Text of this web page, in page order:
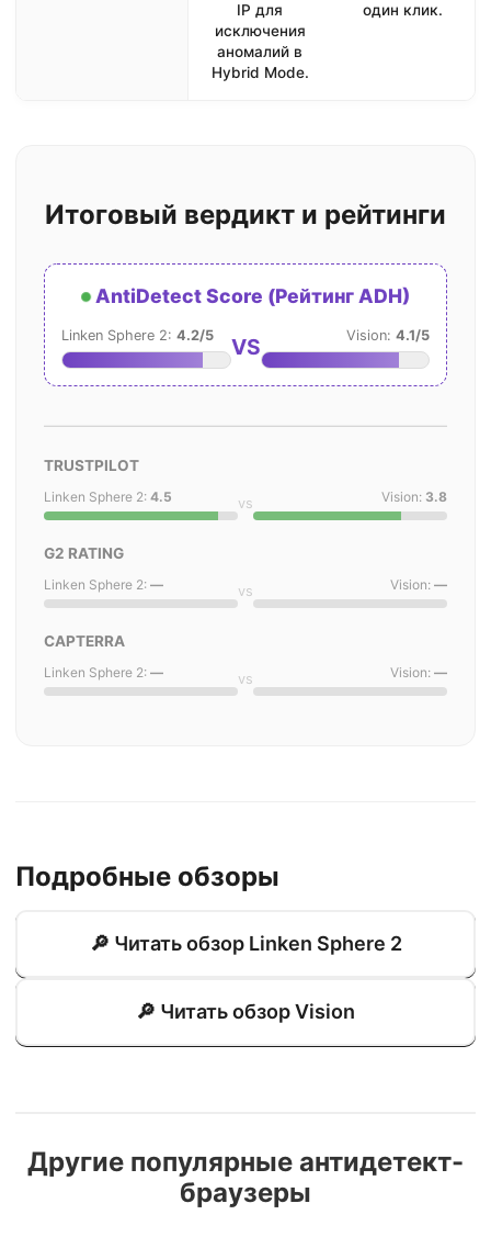
IP для
исключения
аномалий в
Hybrid Mode.
один клик.
Итоговый вердикт и рейтинги
AntiDetect Score (Рейтинг ADH)
Linken Sphere 2: 4.2/5 VS Vision: 4.1/5
TRUSTPILOT
Linken Sphere 2: 4.5 vs Vision: 3.8
G2 RATING
Linken Sphere 2: — vs Vision: —
CAPTERRA
Linken Sphere 2: — vs Vision: —
Подробные обзоры
🔎 Читать обзор Linken Sphere 2
🔎 Читать обзор Vision
Другие популярные антидетект-
браузеры